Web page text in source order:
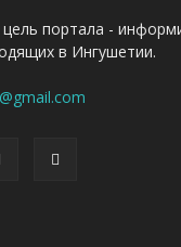
портала -
в Ингушетии.